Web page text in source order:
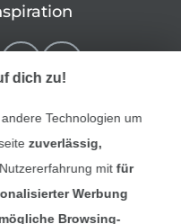
dich zu!
Technologien um
zuverlässig,
mitfür
Werbung
Browsing-